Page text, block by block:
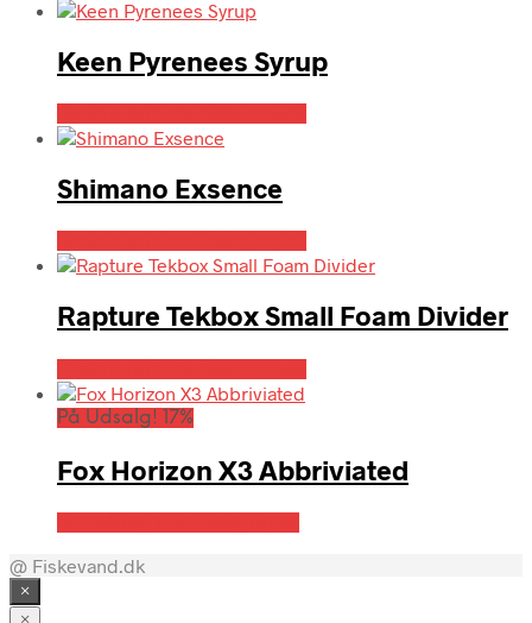
Keen Pyrenees Syrup
Shimano Exsence
Rapture Tekbox Small Foam Divider
På Udsalg! 17%
Fox Horizon X3 Abbriviated
@ Fiskevand.dk
×
×